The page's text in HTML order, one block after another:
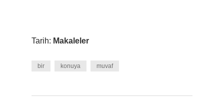
Tarih: Makaleler
bir konuya muvaf